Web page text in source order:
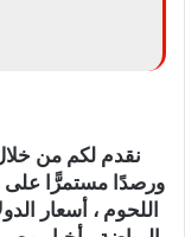
نقدم لكم من
اللحوم ، أسعار